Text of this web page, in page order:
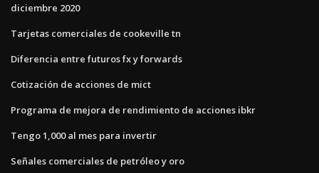
diciembre 2020
Tarjetas comerciales de cookeville tn
Diferencia entre futuros fx y forwards
Cotización de acciones de mict
Programa de mejora de rendimiento de acciones ibkr
Tengo 1,000 al mes para invertir
Señales comerciales de petróleo y oro